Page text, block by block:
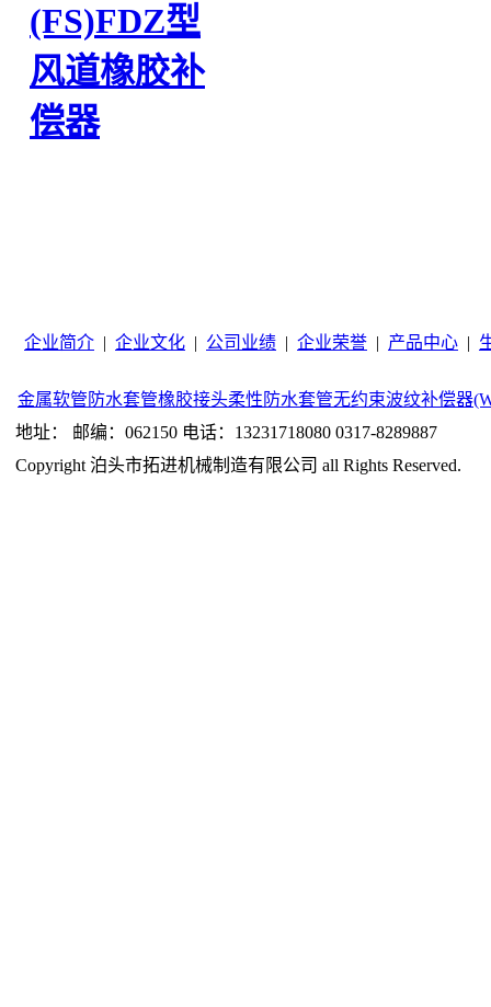
(FS)FDZ型
风道橡胶补
偿器
企业简介 | 企业文化 | 公司业绩 | 企业荣誉 | 产品中心 |
金属软管 防水套管橡胶接头柔性防水套管无约束波纹补偿器
地址： 邮编：062150 电话：13231718080 0317-8289887
Copyright 泊头市拓进机械制造有限公司 all Rights Reserved.